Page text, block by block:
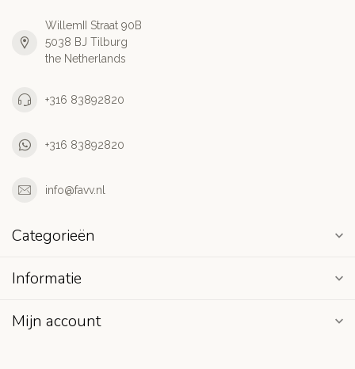
WillemII Straat 90B
5038 BJ Tilburg
the Netherlands
+316 83892820
+316 83892820
info@favv.nl
Categorieën
Informatie
Mijn account